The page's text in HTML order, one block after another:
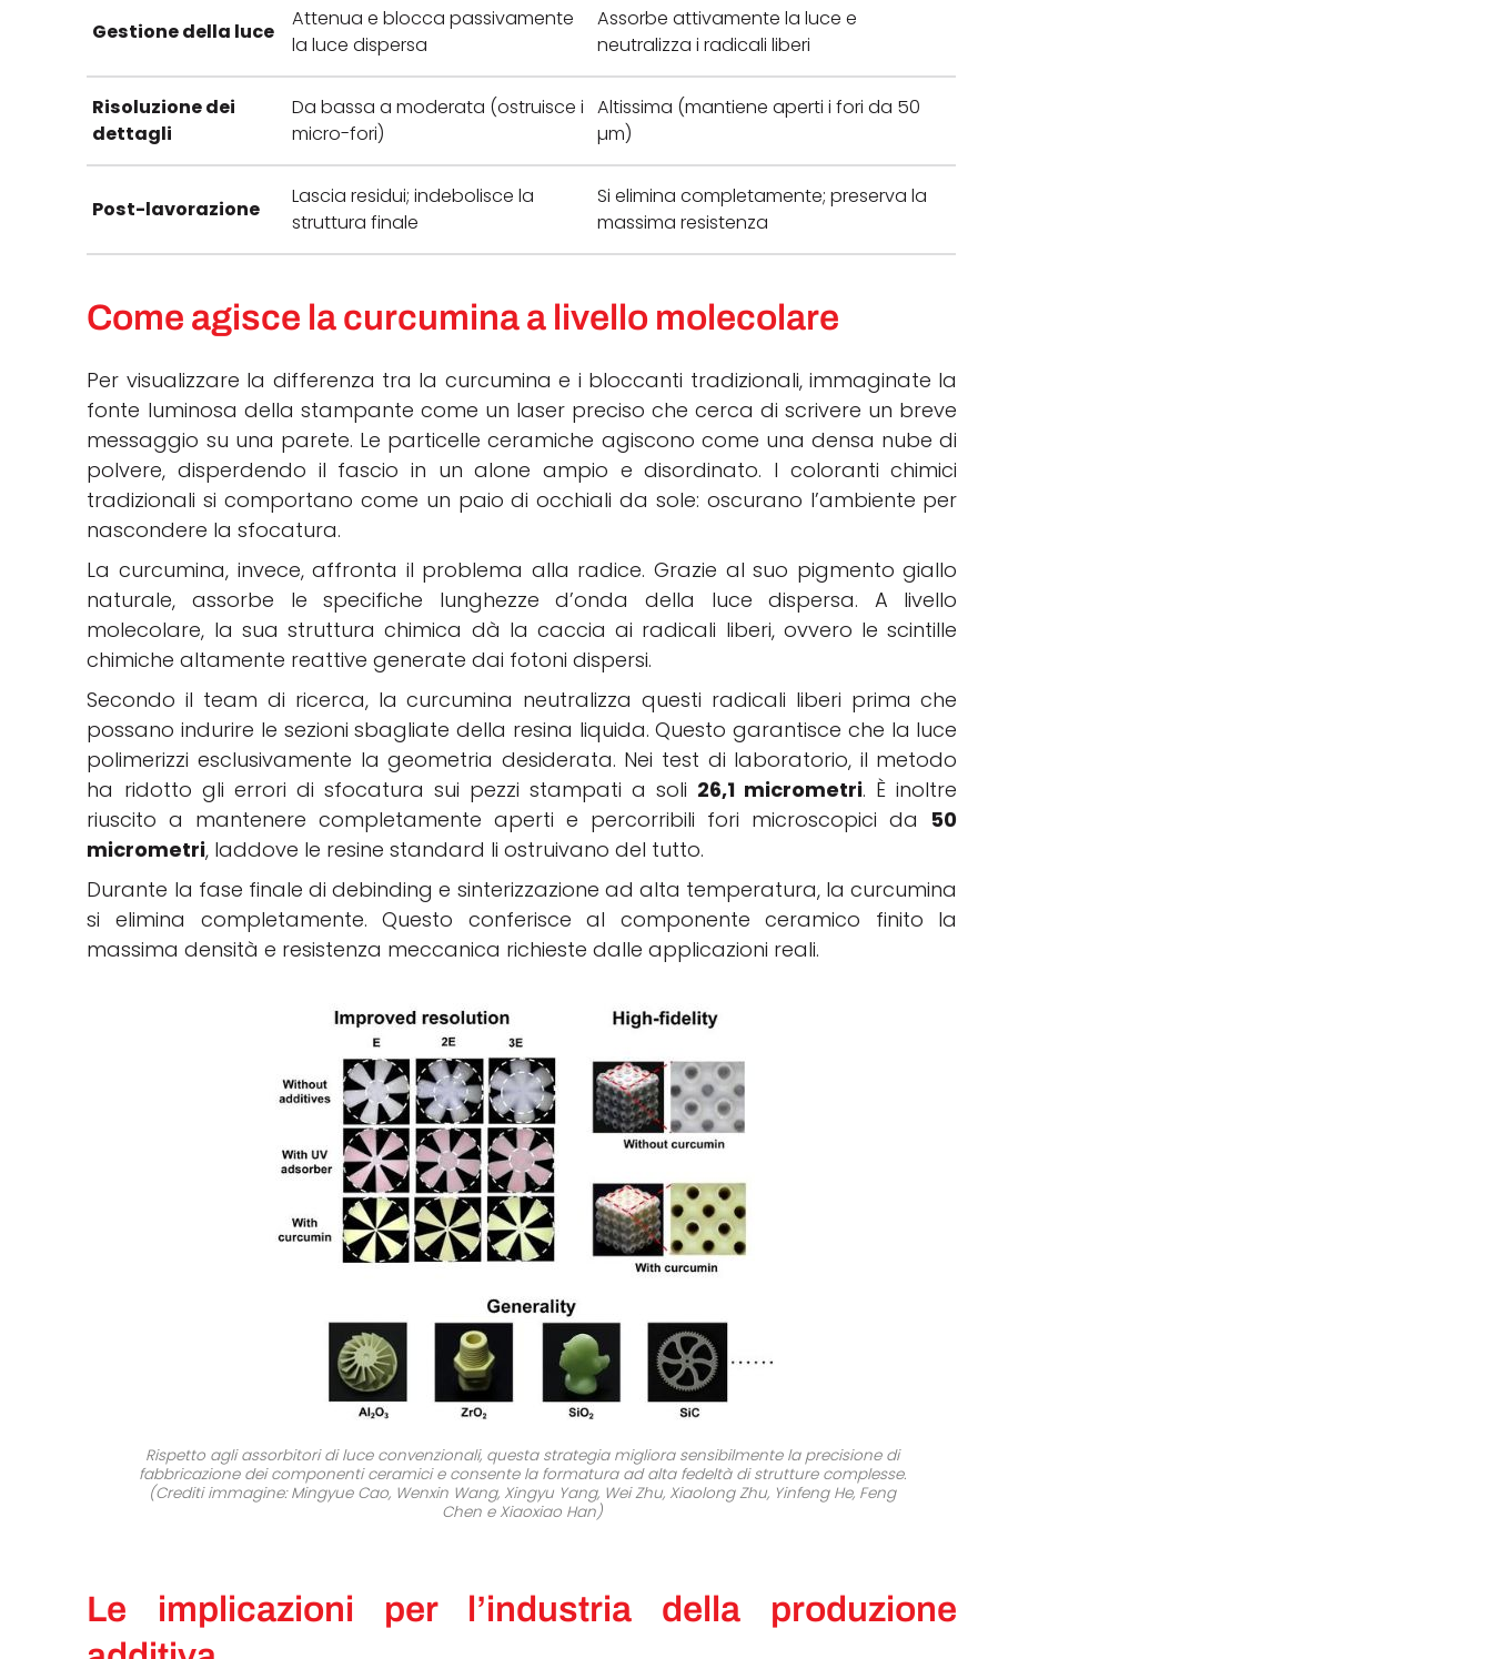
Gestione della luce
Attenua e blocca passivamente
la luce dispersa
Assorbe attivamente la luce e
neutralizza i radicali liberi
Risoluzione dei
dettagli
Da bassa a moderata (ostruisce i
micro-fori)
Altissima (mantiene aperti i fori da 50
µm)
Post-lavorazione
Lascia residui; indebolisce la
struttura finale
Si elimina completamente; preserva la
massima resistenza
Come agisce la curcumina a livello molecolare
Per visualizzare la differenza tra la curcumina e i bloccanti tradizionali, immaginate la
fonte luminosa della stampante come un laser preciso che cerca di scrivere un breve
messaggio su una parete. Le particelle ceramiche agiscono come una densa nube di
polvere, disperdendo il fascio in un alone ampio e disordinato. I coloranti chimici
tradizionali si comportano come un paio di occhiali da sole: oscurano l’ambiente per
nascondere la sfocatura.
La curcumina, invece, affronta il problema alla radice. Grazie al suo pigmento giallo
naturale, assorbe le specifiche lunghezze d’onda della luce dispersa. A livello
molecolare, la sua struttura chimica dà la caccia ai radicali liberi, ovvero le scintille
chimiche altamente reattive generate dai fotoni dispersi.
Secondo il team di ricerca, la curcumina neutralizza questi radicali liberi prima che
possano indurire le sezioni sbagliate della resina liquida. Questo garantisce che la luce
polimerizzi esclusivamente la geometria desiderata. Nei test di laboratorio, il metodo
ha ridotto gli errori di sfocatura sui pezzi stampati a soli 26,1 micrometri. È inoltre
riuscito a mantenere completamente aperti e percorribili fori microscopici da 50
micrometri, laddove le resine standard li ostruivano del tutto.
Durante la fase finale di debinding e sinterizzazione ad alta temperatura, la curcumina
si elimina completamente. Questo conferisce al componente ceramico finito la
massima densità e resistenza meccanica richieste dalle applicazioni reali.
Rispetto agli assorbitori di luce convenzionali, questa strategia migliora sensibilmente la precisione di
fabbricazione dei componenti ceramici e consente la formatura ad alta fedeltà di strutture complesse.
(Crediti immagine: Mingyue Cao, Wenxin Wang, Xingyu Yang, Wei Zhu, Xiaolong Zhu, Yinfeng He, Feng
Chen e Xiaoxiao Han)
Le implicazioni per l’industria della produzione